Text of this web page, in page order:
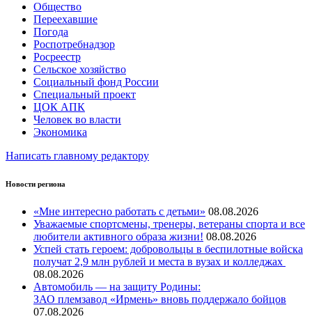
Общество
Переехавшие
Погода
Роспотребнадзор
Росреестр
Сельское хозяйство
Социальный фонд России
Специальный проект
ЦОК АПК
Человек во власти
Экономика
Написать главному редактору
Новости региона
«Мне интересно работать с детьми» 08.08.2026
Уважаемые спортсмены, тренеры, ветераны спорта и все
любители активного образа жизни! 08.08.2026
Успей стать героем: добровольцы в беспилотные войска
получат 2,9 млн рублей и места в вузах и колледжах
08.08.2026
Автомобиль — на защиту Родины:
ЗАО племзавод «Ирмень» вновь поддержало бойцов
07.08.2026